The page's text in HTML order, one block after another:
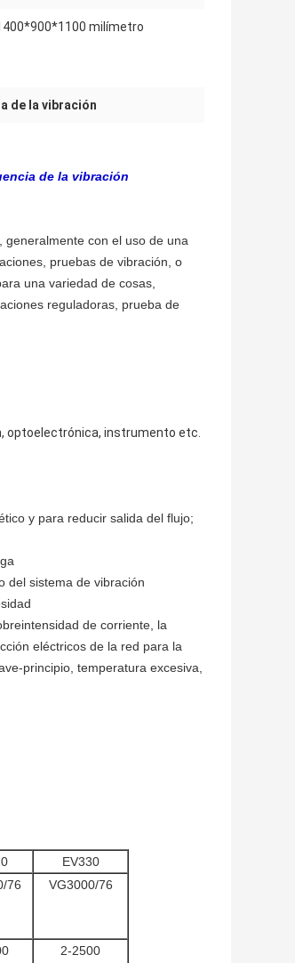
milímetro
de la vibración
de la vibración
con el uso de una
pruebas de vibración, o
una variedad de cosas,
reguladoras, prueba de
optoelectrónica, instrumento etc.
y para reducir salida del flujo;
del sistema de vibración
de corriente, la
eléctricos de la red para la
principio, temperatura excesiva,
EV330
76 VG3000/76
2-2500